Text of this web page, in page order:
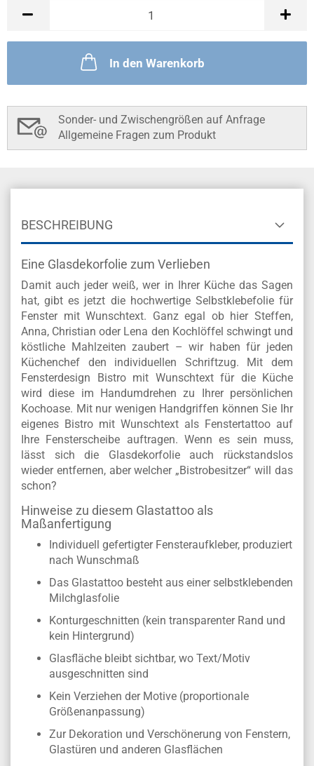
In den Warenkorb
Sonder- und Zwischengrößen auf Anfrage
Allgemeine Fragen zum Produkt
BESCHREIBUNG
Eine Glasdekorfolie zum Verlieben
Damit auch jeder weiß, wer in Ihrer Küche das Sagen
hat, gibt es jetzt die hochwertige Selbstklebefolie für
Fenster mit Wunschtext. Ganz egal ob hier Steffen,
Anna, Christian oder Lena den Kochlöffel schwingt und
köstliche Mahlzeiten zaubert – wir haben für jeden
Küchenchef den individuellen Schriftzug. Mit dem
Fensterdesign Bistro mit Wunschtext für die Küche
wird diese im Handumdrehen zu Ihrer persönlichen
Kochoase. Mit nur wenigen Handgriffen können Sie Ihr
eigenes Bistro mit Wunschtext als Fenstertattoo auf
Ihre Fensterscheibe auftragen. Wenn es sein muss,
lässt sich die Glasdekorfolie auch rückstandslos
wieder entfernen, aber welcher „Bistrobesitzer“ will das
schon?
Hinweise zu diesem Glastattoo als
Maßanfertigung
Individuell gefertigter Fensteraufkleber, produziert
nach Wunschmaß
Das Glastattoo besteht aus einer selbstklebenden
Milchglasfolie
Konturgeschnitten (kein transparenter Rand und
kein Hintergrund)
Glasfläche bleibt sichtbar, wo Text/Motiv
ausgeschnitten sind
Kein Verziehen der Motive (proportionale
Größenanpassung)
Zur Dekoration und Verschönerung von Fenstern,
Glastüren und anderen Glasflächen